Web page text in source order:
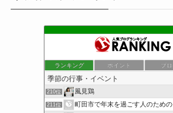
ランキング ポイント ブ
210位 風見鶏
211位 町田市で年末を過ごす人のためのグル